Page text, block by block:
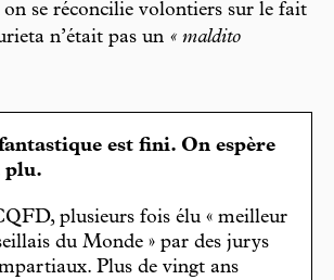
se réconcilie volontiers sur le fait
n’était pas un « maldito
est fini. On espère
plu.
plusieurs fois élu « meilleur
du Monde » par des jurys
Plus de vingt ans